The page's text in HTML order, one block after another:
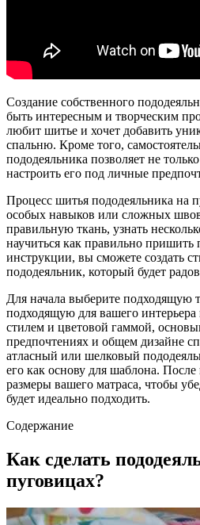
Создание собственного
быть интересным и творческим
любит шитье и хочет добавить
спальню. Кроме того,
пододеяльника позволяет не
настроить его под личные
Процесс шитья пододеяльника на
особых навыков или сложных
правильную ткань, узнать
научиться как правильно
инструкции, вы сможете создать
пододеяльник, который будет
Для начала выберите подходящую
подходящую для вашего интерьера
стилем и цветовой гаммой,
предпочтениях и общем дизайне
атласный или шелковый
его как основу для шаблона.
размеры вашего матраса, чтобы
будет идеально подходить.
Содержание
Как сделать
пуговицах?